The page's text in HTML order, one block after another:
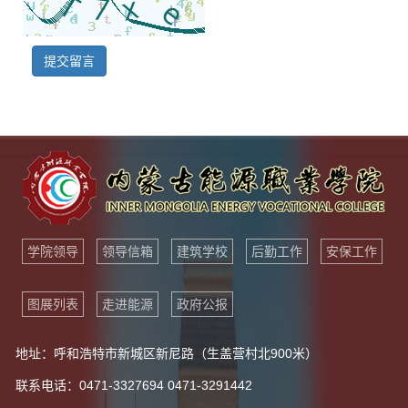
提交留言
学院领导 领导信箱 建筑学校 后勤工作 安保工作
图展列表 走进能源 政府公报
地址：呼和浩特市新城区新尼路（生盖营村北900米）
联系电话：0471-3327694 0471-3291442